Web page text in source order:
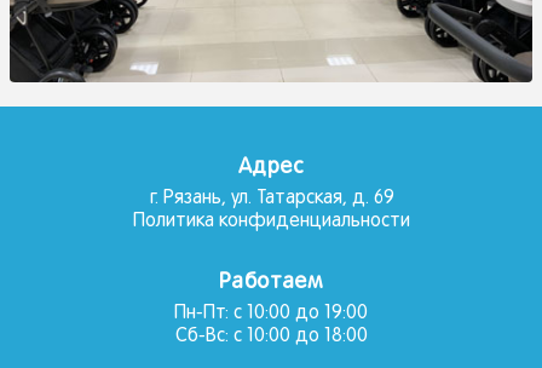
Адрес
г. Рязань, ул. Татарская, д. 69
Политика конфиденциальности
Работаем
Пн-Пт: с 10:00 до 19:00
Сб-Вс: с 10:00 до 18:00